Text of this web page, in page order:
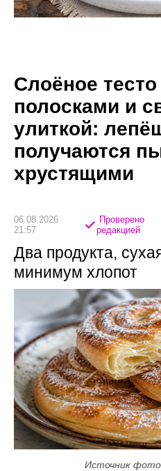
Слоёное
полосками и
улиткой:
получаются
хрустящими
06.08.2026
21:57
Проверено
редакцией
Два продукта,
минимум хлопот
Источник